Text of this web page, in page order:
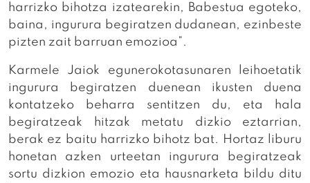
harrizko bihotza izatearekin, Babestua egoteko,
baina, ingurura begiratzen dudanean, ezinbeste
pizten zait barruan emozioa”.
Karmele Jaiok egunerokotasunaren leihoetatik
ingurura begiratzen duenean ikusten duena
kontatzeko beharra sentitzen du, eta hala
begiratzeak hitzak metatu dizkio eztarrian,
berak ez baitu harrizko bihotz bat. Hortaz liburu
honetan azken urteetan ingurura begiratzeak
sortu dizkion emozio eta hausnarketa bildu ditu